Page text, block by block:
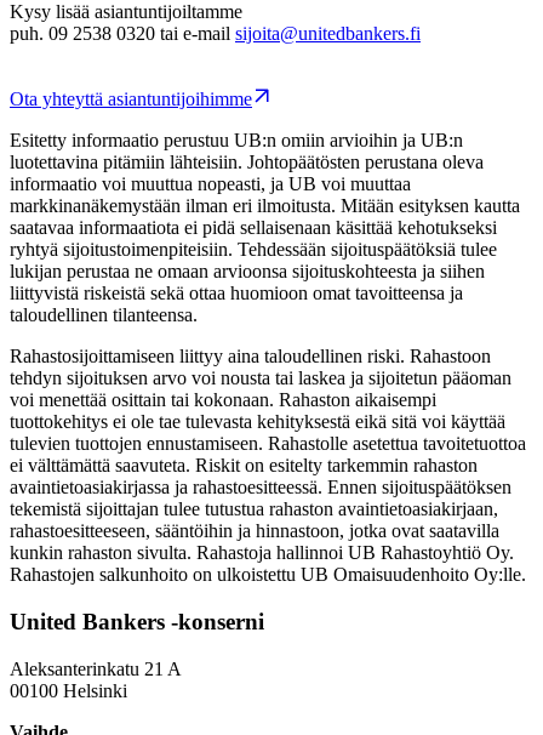
Kysy lisää asiantuntijoiltamme
puh. 09 2538 0320 tai e-mail sijoita@unitedbankers.fi
Ota yhteyttä asiantuntijoihimme
Esitetty informaatio perustuu UB:n omiin arvioihin ja UB:n
luotettavina pitämiin lähteisiin. Johtopäätösten perustana oleva
informaatio voi muuttua nopeasti, ja UB voi muuttaa
markkinanäkemystään ilman eri ilmoitusta. Mitään esityksen kautta
saatavaa informaatiota ei pidä sellaisenaan käsittää kehotukseksi
ryhtyä sijoitustoimenpiteisiin. Tehdessään sijoituspäätöksiä tulee
lukijan perustaa ne omaan arvioonsa sijoituskohteesta ja siihen
liittyvistä riskeistä sekä ottaa huomioon omat tavoitteensa ja
taloudellinen tilanteensa.
Rahastosijoittamiseen liittyy aina taloudellinen riski. Rahastoon
tehdyn sijoituksen arvo voi nousta tai laskea ja sijoitetun pääoman
voi menettää osittain tai kokonaan. Rahaston aikaisempi
tuottokehitys ei ole tae tulevasta kehityksestä eikä sitä voi käyttää
tulevien tuottojen ennustamiseen. Rahastolle asetettua tavoitetuottoa
ei välttämättä saavuteta. Riskit on esitelty tarkemmin rahaston
avaintietoasiakirjassa ja rahastoesitteessä. Ennen sijoituspäätöksen
tekemistä sijoittajan tulee tutustua rahaston avaintietoasiakirjaan,
rahastoesitteeseen, sääntöihin ja hinnastoon, jotka ovat saatavilla
kunkin rahaston sivulta. Rahastoja hallinnoi UB Rahastoyhtiö Oy.
Rahastojen salkunhoito on ulkoistettu UB Omaisuudenhoito Oy:lle.
United Bankers -konserni
Aleksanterinkatu 21 A
00100 Helsinki